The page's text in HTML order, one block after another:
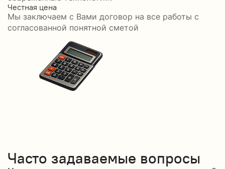
Честная цена
Мы заключаем с Вами договор на все работы с
согласованной понятной сметой
Часто задаваемые вопросы